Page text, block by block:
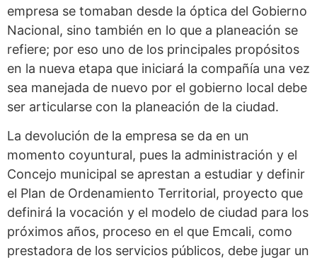
empresa se tomaban desde la óptica del Gobierno
Nacional, sino también en lo que a planeación se
refiere; por eso uno de los principales propósitos
en la nueva etapa que iniciará la compañía una vez
sea manejada de nuevo por el gobierno local debe
ser articularse con la planeación de la ciudad.
La devolución de la empresa se da en un
momento coyuntural, pues la administración y el
Concejo municipal se aprestan a estudiar y definir
el Plan de Ordenamiento Territorial, proyecto que
definirá la vocación y el modelo de ciudad para los
próximos años, proceso en el que Emcali, como
prestadora de los servicios públicos, debe jugar un